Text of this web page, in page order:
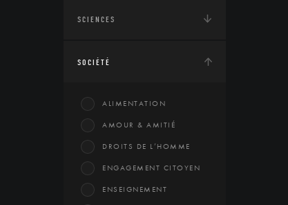
SCIENCES
SOCIÉTÉ
ALIMENTATION
AMOUR & AMITIÉ
DROITS DE L’HOMME
ENGAGEMENT CITOYEN
ENSEIGNEMENT